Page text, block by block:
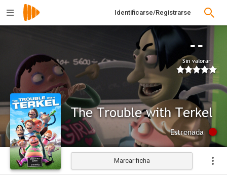
Identificarse/Registrarse
--
Sin valorar
The Trouble with Terkel
Estrenada
Marcar ficha